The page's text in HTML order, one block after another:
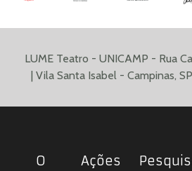
LUME Teatro - UNICAMP - Rua
| Vila Santa Isabel - Campinas,
O
Ações